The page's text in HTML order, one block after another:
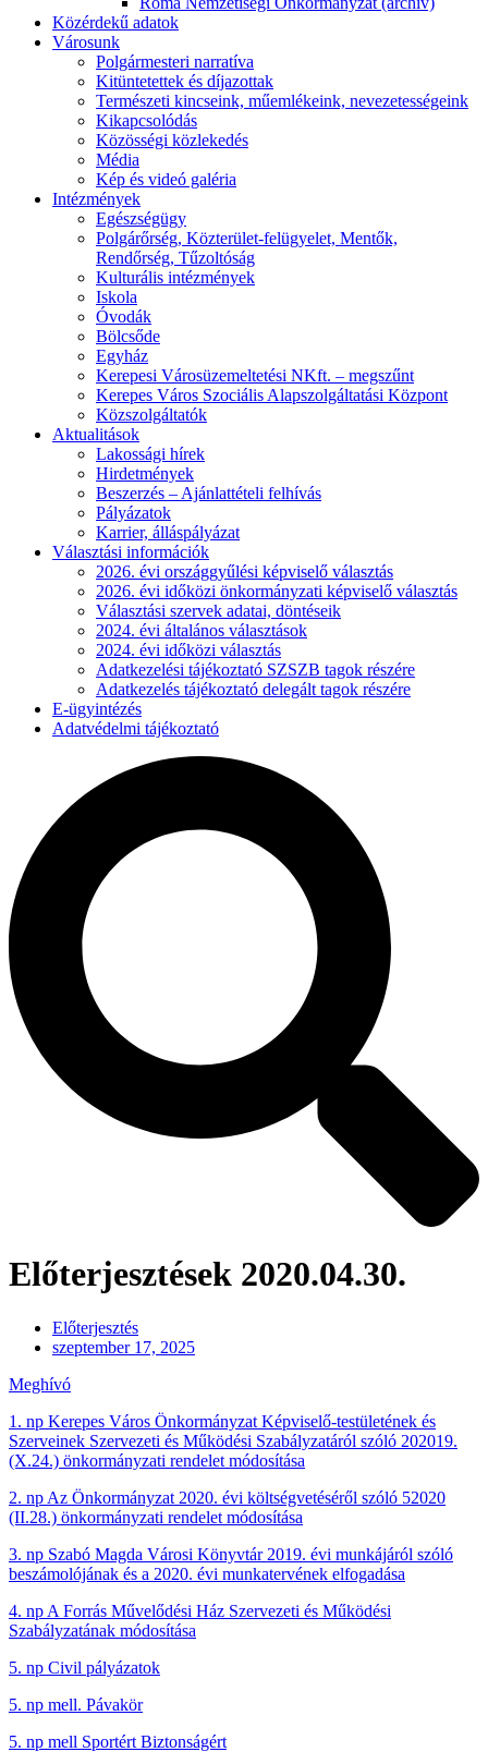
Közérdekű adatok
Városunk
Polgármesteri narratíva
Kitüntetettek és díjazottak
Természeti kincseink, műemlékeink, nevezetességeink
Kikapcsolódás
Közösségi közlekedés
Média
Kép és videó galéria
Intézmények
Egészségügy
Polgárőrség, Közterület-felügyelet, Mentők,
Rendőrség, Tűzoltóság
Kulturális intézmények
Iskola
Óvodák
Bölcsőde
Egyház
Kerepesi Városüzemeltetési NKft. – megszűnt
Kerepes Város Szociális Alapszolgáltatási Központ
Közszolgáltatók
Aktualitások
Lakossági hírek
Hirdetmények
Beszerzés – Ajánlattételi felhívás
Pályázatok
Karrier, álláspályázat
Választási információk
2026. évi országgyűlési képviselő választás
2026. évi időközi önkormányzati képviselő választás
Választási szervek adatai, döntéseik
2024. évi általános választások
2024. évi időközi választás
Adatkezelési tájékoztató SZSZB tagok részére
Adatkezelés tájékoztató delegált tagok részére
E-ügyintézés
Adatvédelmi tájékoztató
Előterjesztések 2020.04.30.
Előterjesztés
szeptember 17, 2025
Meghívó
1. np Kerepes Város Önkormányzat Képviselő-testületének és
Szerveinek Szervezeti és Működési Szabályzatáról szóló 202019.
(X.24.) önkormányzati rendelet módosítása
2. np Az Önkormányzat 2020. évi költségvetéséről szóló 52020
(II.28.) önkormányzati rendelet módosítása
3. np Szabó Magda Városi Könyvtár 2019. évi munkájáról szóló
beszámolójának és a 2020. évi munkatervének elfogadása
4. np A Forrás Művelődési Ház Szervezeti és Működési
Szabályzatának módosítása
5. np Civil pályázatok
5. np mell. Pávakör
5. np mell Sportért Biztonságért